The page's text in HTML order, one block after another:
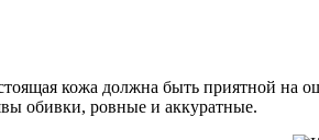
кожа должна быть приятной на
обивки, ровные и аккуратные.